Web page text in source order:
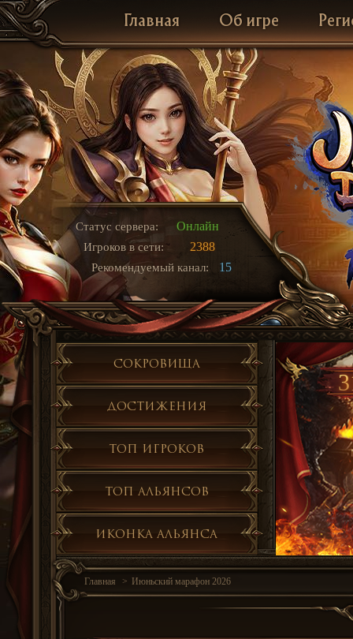
Главная Об игре
Статус сервера: Онлайн
Игроков в сети: 2388
Рекомендуемый канал: 15
Сокровища
Достижения
Топ игроков
Топ альянсов
Иконка альянса
Главная Июньский марафон 2026